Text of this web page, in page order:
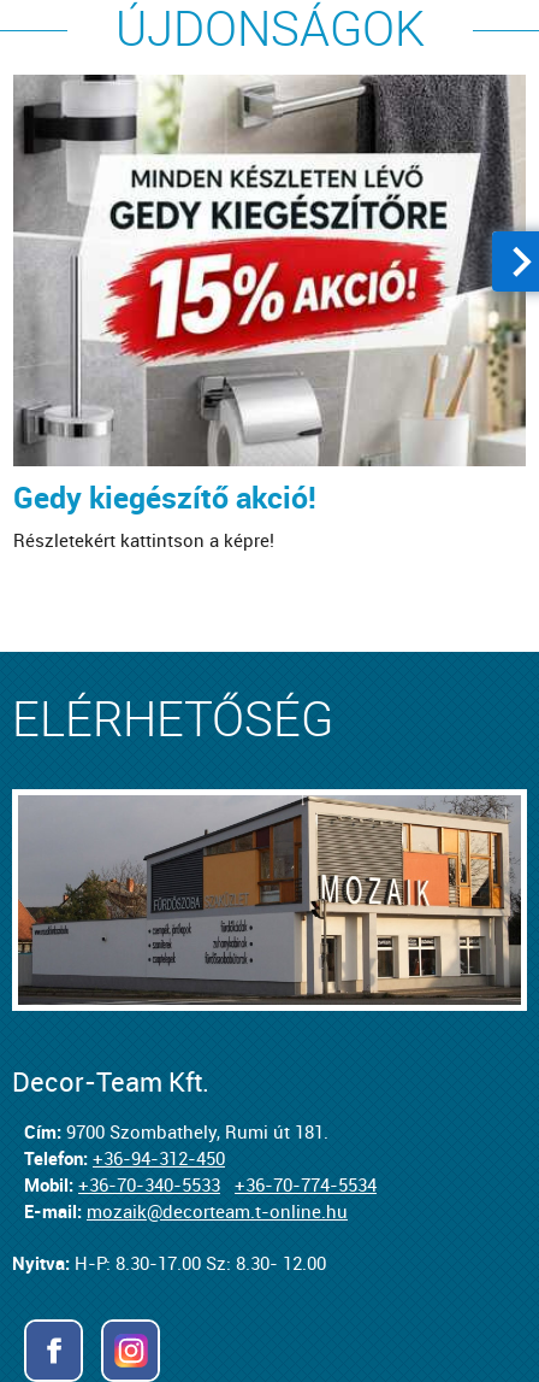
ÚJDONSÁGOK
Gedy kiegészítő akció!
Részletekért kattintson a képre!
ELÉRHETŐSÉG
Decor-Team Kft.
Cím: 9700 Szombathely, Rumi út 181.
Telefon: +36-94-312-450
Mobil: +36-70-340-5533
+36-70-774-5534
E-mail: mozaik@decorteam.t-online.hu
Nyitva: H-P: 8.30-17.00 Sz: 8.30- 12.00